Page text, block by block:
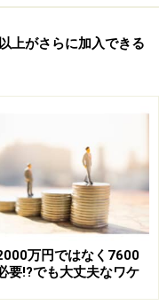
上がさらに加入できる
万円ではなく7600
要!?でも大丈夫なワケ